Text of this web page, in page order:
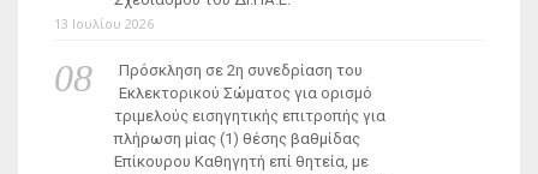
13 Ιουλίου 2026
Πρόσκληση σε 2η συνεδρίαση του
Εκλεκτορικού Σώματος για ορισμό
τριμελούς εισηγητικής επιτροπής για
πλήρωση μίας (1) θέσης βαθμίδας
Επίκουρου Καθηγητή επί θητεία, με